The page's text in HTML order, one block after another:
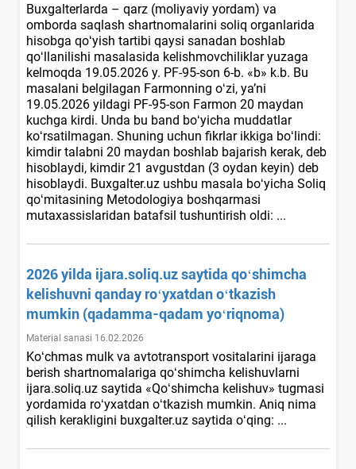
Buхgalterlarda – qarz (moliyaviy yordam) va
omborda saqlash shartnomalarini soliq organlarida
hisobga qoʻyish tartibi qaysi sanadan boshlab
qoʻllanilishi masalasida kelishmovchiliklar yuzaga
kelmoqda 19.05.2026 y. PF-95-son 6-b. «b» k.b. Bu
masalani belgilagan Farmonning oʻzi, ya’ni
19.05.2026 yildagi PF-95-son Farmon 20 maydan
kuchga kirdi. Unda bu band boʻyicha muddatlar
koʻrsatilmagan. Shuning uchun fikrlar ikkiga boʻlindi:
kimdir talabni 20 maydan boshlab bajarish kerak, deb
hisoblaydi, kimdir 21 avgustdan (3 oydan keyin) deb
hisoblaydi. Buxgalter.uz ushbu masala boʻyicha Soliq
qoʻmitasining Metodologiya boshqarmasi
mutaхassislaridan batafsil tushuntirish oldi: ...
2026 yilda ijara.soliq.uz saytida qoʻshimcha
kelishuvni qanday roʻyхatdan oʻtkazish
mumkin (qadamma-qadam yoʻriqnoma)
Material sanasi 16.02.2026
Koʻchmas mulk va avtotransport vositalarini ijaraga
berish shartnomalariga qoʻshimcha kelishuvlarni
ijara.soliq.uz saytida «Qoʻshimcha kelishuv» tugmasi
yordamida roʻyхatdan oʻtkazish mumkin. Aniq nima
qilish kerakligini buxgalter.uz saytida oʻqing: ...